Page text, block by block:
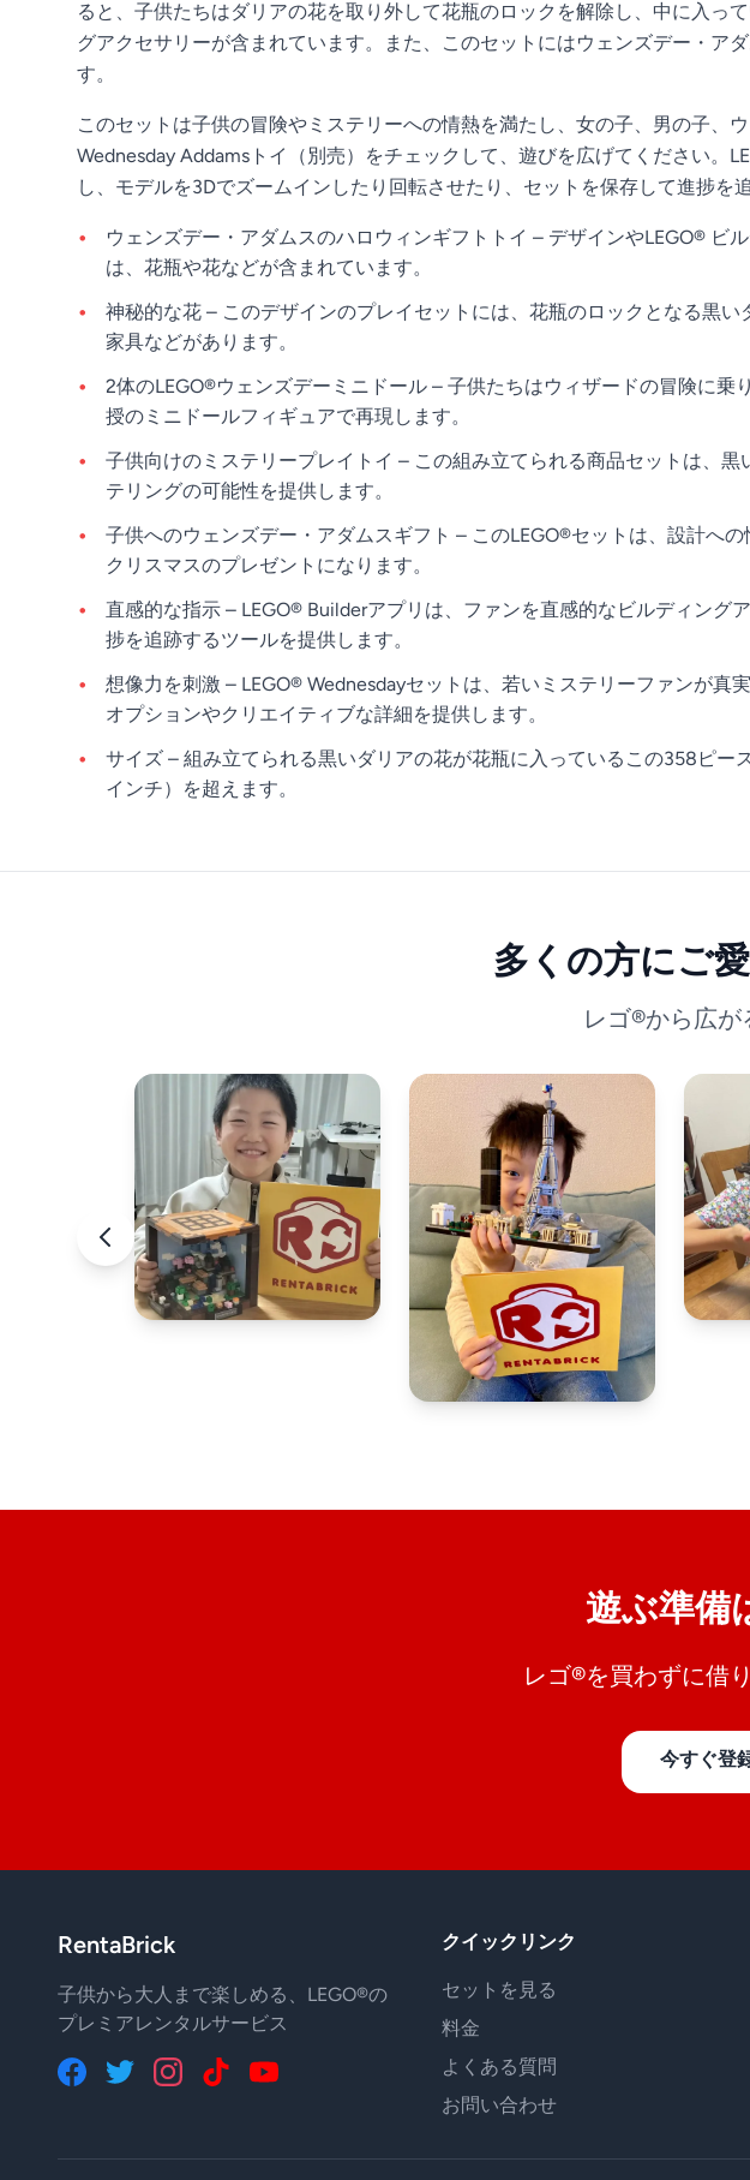
ると、子供たちはダリアの花を取り外して花瓶のロックを解除し、中に入
グアクセサリーが含まれています。また、このセットにはウェンズデー・ア
す。
このセットは子供の冒険やミステリーへの情熱を満たし、女の子、男の子、
Wednesday Addamsトイ（別売）をチェックして、遊びを広げてください
し、モデルを3Dでズームインしたり回転させたり、セットを保存して進捗を
ウェンズデー・アダムスのハロウィンギフトトイ – デザインやLEGO®
は、花瓶や花などが含まれています。
神秘的な花 – このデザインのプレイセットには、花瓶のロックとなる黒
家具などがあります。
2体のLEGO®ウェンズデーミニドール – 子供たちはウィザードの冒険に
授のミニドールフィギュアで再現します。
子供向けのミステリープレイトイ – この組み立てられる商品セットは、
テリングの可能性を提供します。
子供へのウェンズデー・アダムスギフト – このLEGO®セットは、設計へ
クリスマスのプレゼントになります。
直感的な指示 – LEGO® Builderアプリは、ファンを直感的なビルディン
捗を追跡するツールを提供します。
想像力を刺激 – LEGO® Wednesdayセットは、若いミステリーファンが
オプションやクリエイティブな詳細を提供します。
サイズ – 組み立てられる黒いダリアの花が花瓶に入っているこの358ピ
インチ）を超えます。
多くの方にご
レゴ®から広
遊ぶ準備
レゴ®を買わずに借
今すぐ登
RentaBrick
子供から大人まで楽しめる、LEGO®の
プレミアレンタルサービス
クイックリンク
セットを見る
料金
よくある質問
お問い合わせ